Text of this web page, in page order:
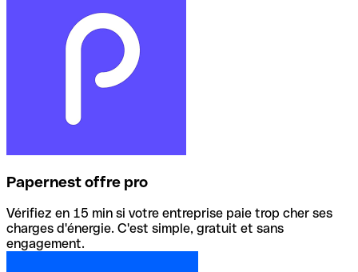
Papernest offre pro
Vérifiez en 15 min si votre entreprise paie trop cher ses
charges d'énergie. C'est simple, gratuit et sans
engagement.